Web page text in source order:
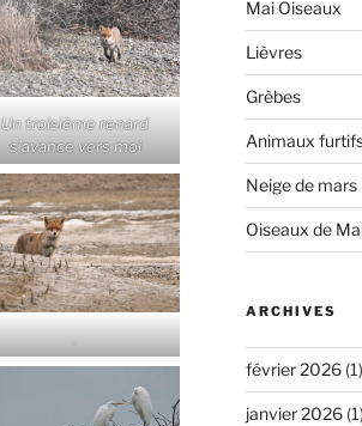
Un troisième renard
s’avance vers moi
.
Mai Oiseaux
Lièvres
Grèbes
Animaux
Neige de mars
Oiseaux de
ARCHIVES
février 2026(1)
janvier 2026(1)